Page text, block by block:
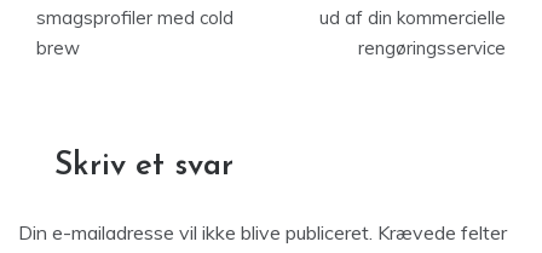
smagsprofiler med cold
brew
ud af din kommercielle
rengøringsservice
Skriv et svar
Din e-mailadresse vil ikke blive publiceret. Krævede felter